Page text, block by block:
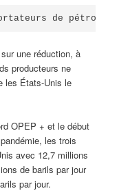
de pétrole
une réduction, à
producteurs ne
les États-Unis le
OPEP + et le début
les trois
avec 12,7 millions
de barils par jour
par jour.